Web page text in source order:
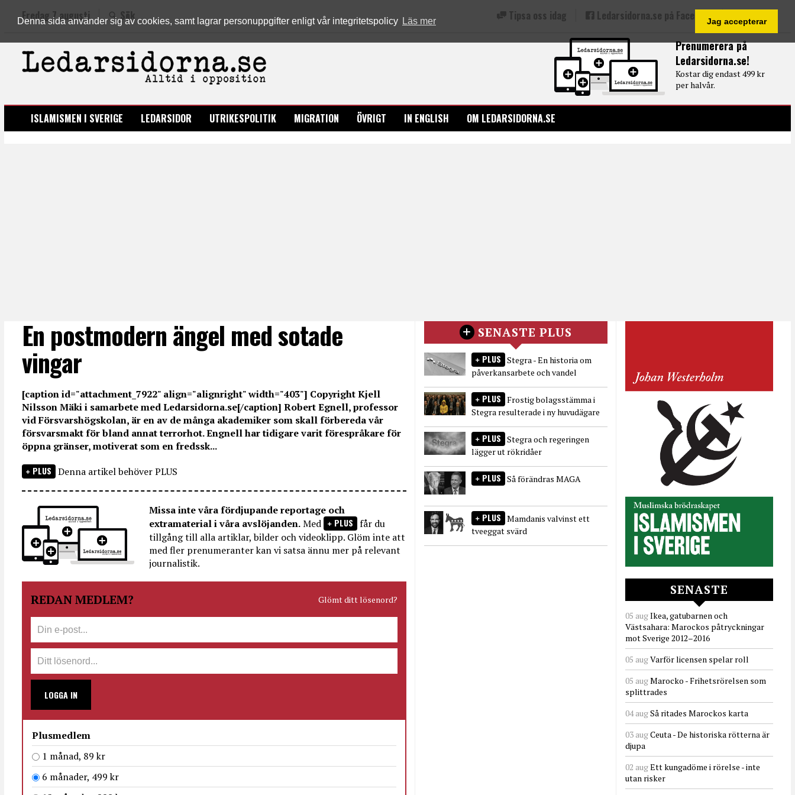
Denna sida använder sig av cookies, samt lagrar personuppgifter enligt vår integritetspolicy Läs mer Jag accepterar
Prenumerera på
Ledarsidorna.se!
Kostar dig endast 499 kr
per halvår.
Fredag 7 augusti Sök Tipsa oss idag Ledarsidorna.se på Facebook
LEDARSIDORNA.SE
ISLAMISMEN I SVERIGE LEDARSIDOR UTRIKESPOLITIK MIGRATION ÖVRIGT IN ENGLISH OM LEDARSIDORNA.SE
En postmodern ängel med sotade
vingar
[caption id="attachment_7922" align="alignright" width="403"] Copyright Kjell
Nilsson Mäki i samarbete med Ledarsidorna.se[/caption] Robert Egnell, professor
vid Försvarshögskolan, är en av de många akademiker som skall förbereda vår
försvarsmakt för bland annat terrorhot. Engnell har tidigare varit förespråkare för
öppna gränser, motiverat som en fredssk...
PLUS Denna artikel behöver PLUS
Missa inte våra fördjupande reportage och
extramaterial i våra avslöjanden.Med PLUS får du
tillgång till alla artiklar, bilder och videoklipp. Glöm inte att
med fler prenumeranter kan vi satsa ännu mer på relevant
journalistik.
REDAN MEDLEM? Glömt ditt lösenord?
LOGGA IN
Plusmedlem
1 månad, 89 kr
6 månader, 499 kr
SENASTE PLUS
PLUS Stegra - En historia om
påverkansarbete och vandel
PLUS Frostig bolagsstämma i
Stegra resulterade i ny huvudägare
PLUS Stegra och regeringen
lägger ut rökridåer
PLUS Så förändras MAGA
PLUS Mamdanis valvinst ett
tveeggat svärd
SENASTE
05 augIkea, gatubarnen och
Västsahara: Marockos påtryckningar
mot Sverige 2012–2016
05 augVarför licensen spelar roll
05 augMarocko - Frihetsrörelsen som
splittrades
04 augSå ritades Marockos karta
03 augCeuta - De historiska rötterna är
djupa
02 augEtt kungadöme i rörelse - inte
utan risker